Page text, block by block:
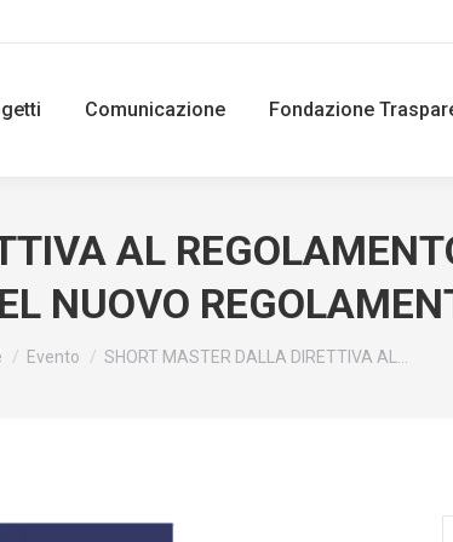
Comunicazione Fondazione
AL
NUOVO
here:
Evento SHORT MASTER DALLA DIRETTIVA AL…